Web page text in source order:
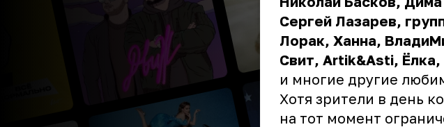
Сергей Лазарев,
Лорак, Ханна,
Свит, Artik&Asti,
и многие другие
Хотя зрители в день
на тот момент